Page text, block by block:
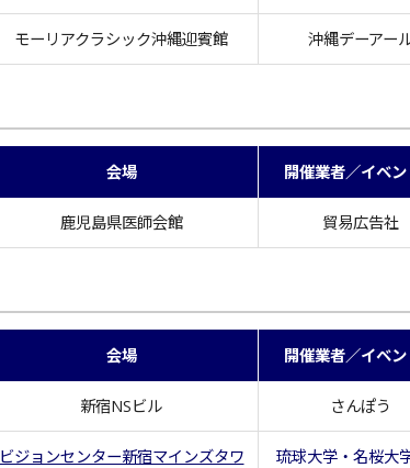
モーリアクラシック沖縄迎賓館 沖縄デーアー
会場 開催業者／イベン
鹿児島県医師会館 貿易広告社
会場 開催業者／イベン
新宿NSビル さんぽう
ビジョンセンター新宿マインズタワ
琉球大学・名桜大